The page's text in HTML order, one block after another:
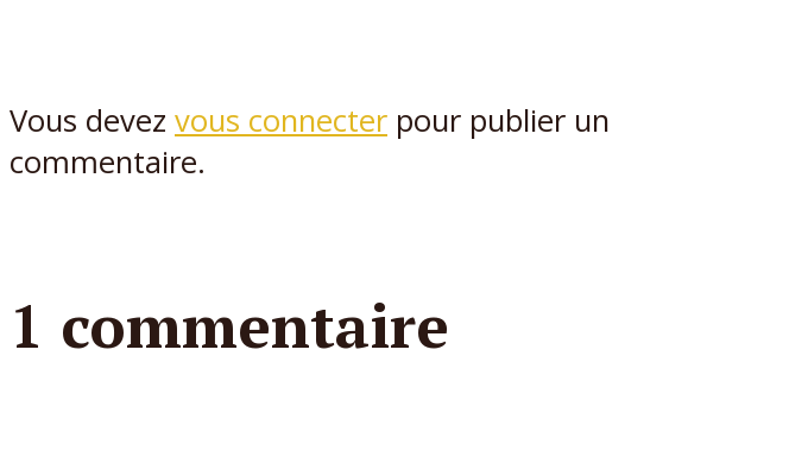
Vous devez vous connecter pour publier un
commentaire.
1 commentaire